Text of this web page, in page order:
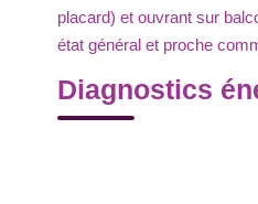
placard) et ouvrant sur
état général et proche
Diagnostics